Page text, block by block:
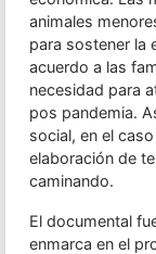
animales
para sostener la
acuerdo a las
necesidad para
pos pandemia.
social, en el
elaboración de
caminando.
El documental
enmarca en el